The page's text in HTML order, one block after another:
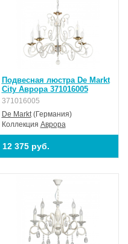
Подвесная люстра De Markt
City Аврора 371016005
371016005
De Markt(Германия)
Коллекция Аврора
12 375 руб.